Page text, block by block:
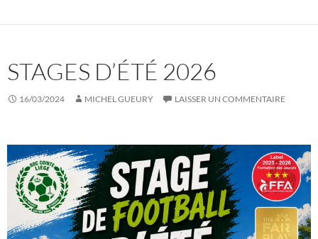
STAGES D’ÉTÉ 2026
16/03/2024 MICHEL GUEURY LAISSER UN COMMENTAIRE